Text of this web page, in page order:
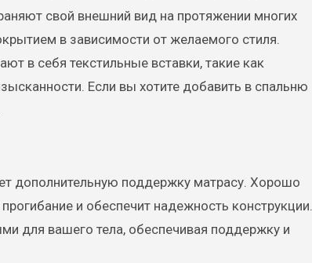
свой внешний вид на протяжении многих
в зависимости от желаемого стиля.
в себя текстильные вставки, такие как
Если вы хотите добавить в спальню
дополнительную поддержку матрасу. Хорошо
и обеспечит надежность конструкции.
для вашего тела, обеспечивая поддержку и